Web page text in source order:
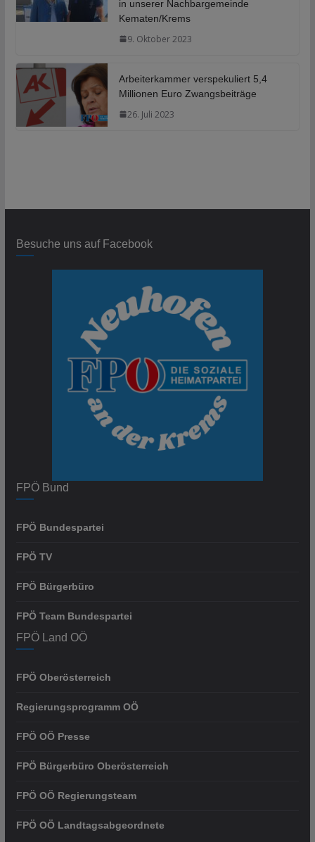
in unserer Nachbargemeinde
Kematen/Krems
9. Oktober 2023
Arbeiterkammer verspekuliert 5,4
Millionen Euro Zwangsbeiträge
26. Juli 2023
Besuche uns auf Facebook
FPÖ Bund
FPÖ Bundespartei
FPÖ TV
FPÖ Bürgerbüro
FPÖ Team Bundespartei
FPÖ Land OÖ
FPÖ Oberösterreich
Regierungsprogramm OÖ
FPÖ OÖ Presse
FPÖ Bürgerbüro Oberösterreich
FPÖ OÖ Regierungsteam
FPÖ OÖ Landtagsabgeordnete